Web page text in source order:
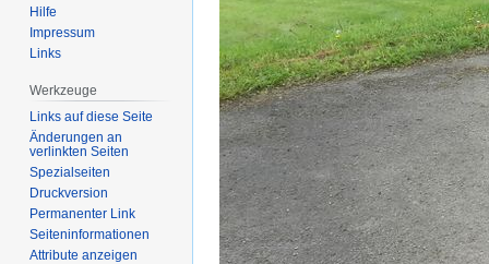
Hilfe
Impressum
Links
Werkzeuge
Links auf diese Seite
Änderungen an
verlinkten Seiten
Spezialseiten
Druckversion
Permanenter Link
Seiten­­informationen
Attribute anzeigen